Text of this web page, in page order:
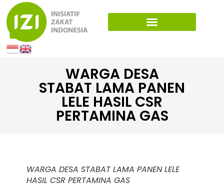
WARGA DESA
STABAT LAMA PANEN
LELE HASIL CSR
PERTAMINA GAS
WARGA DESA STABAT LAMA PANEN LELE
HASIL CSR PERTAMINA GAS